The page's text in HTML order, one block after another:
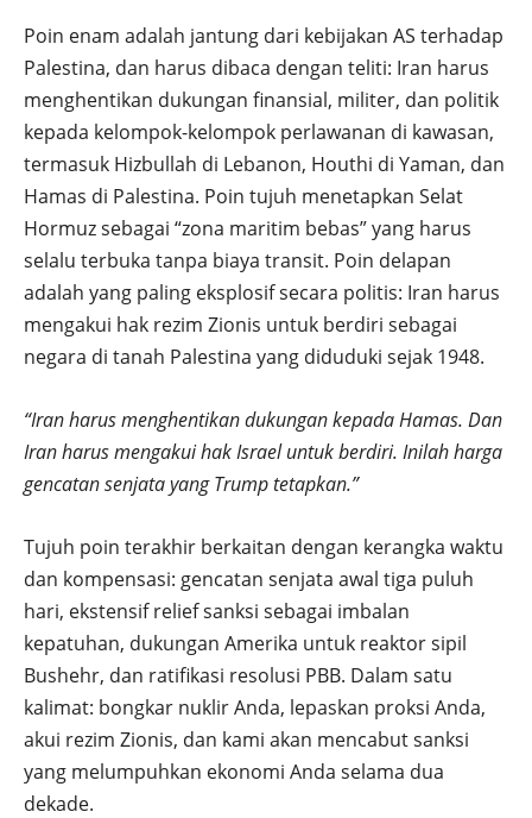
Poin enam adalah jantung dari kebijakan AS terhadap
Palestina, dan harus dibaca dengan teliti: Iran harus
menghentikan dukungan finansial, militer, dan politik
kepada kelompok-kelompok perlawanan di kawasan,
termasuk Hizbullah di Lebanon, Houthi di Yaman, dan
Hamas di Palestina. Poin tujuh menetapkan Selat
Hormuz sebagai “zona maritim bebas” yang harus
selalu terbuka tanpa biaya transit. Poin delapan
adalah yang paling eksplosif secara politis: Iran harus
mengakui hak rezim Zionis untuk berdiri sebagai
negara di tanah Palestina yang diduduki sejak 1948.
“Iran harus menghentikan dukungan kepada Hamas. Dan
Iran harus mengakui hak Israel untuk berdiri. Inilah harga
gencatan senjata yang Trump tetapkan.”
Tujuh poin terakhir berkaitan dengan kerangka waktu
dan kompensasi: gencatan senjata awal tiga puluh
hari, ekstensif relief sanksi sebagai imbalan
kepatuhan, dukungan Amerika untuk reaktor sipil
Bushehr, dan ratifikasi resolusi PBB. Dalam satu
kalimat: bongkar nuklir Anda, lepaskan proksi Anda,
akui rezim Zionis, dan kami akan mencabut sanksi
yang melumpuhkan ekonomi Anda selama dua
dekade.